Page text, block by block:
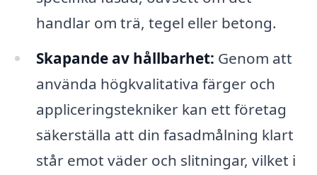
handlar om trä, tegel eller betong.
Skapande av hållbarhet: Genom att
använda högkvalitativa färger och
appliceringstekniker kan ett företag
säkerställa att din fasadmålning klart
står emot väder och slitningar, vilket i